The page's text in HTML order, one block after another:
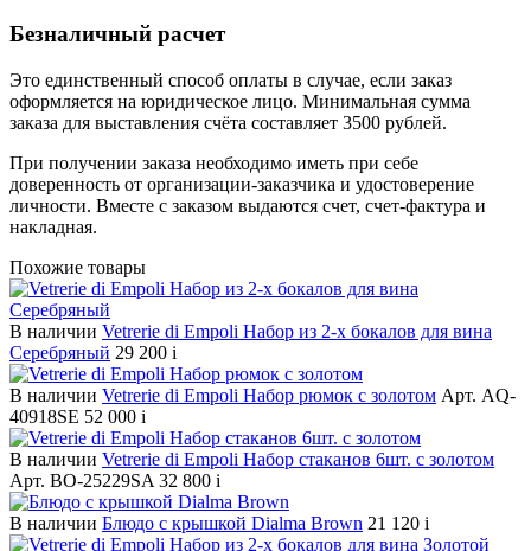
Безналичный расчет
Это единственный способ оплаты в случае, если заказ
оформляется на юридическое лицо. Минимальная сумма
заказа для выставления счёта составляет 3500 рублей.
При получении заказа необходимо иметь при себе
доверенность от организации-заказчика и удостоверение
личности. Вместе с заказом выдаются счет, счет-фактура и
накладная.
Похожие товары
В наличии Vetrerie di Empoli Набор из 2-х бокалов для вина
Серебряный 29 200 i
В наличии Vetrerie di Empoli Набор рюмок с золотом Арт. AQ-
40918SE 52 000 i
В наличии Vetrerie di Empoli Набор стаканов 6шт. с золотом
Арт. BO-25229SA 32 800 i
В наличии Блюдо с крышкой Dialma Brown 21 120 i